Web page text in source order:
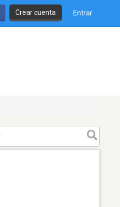
Crear cuenta Entrar